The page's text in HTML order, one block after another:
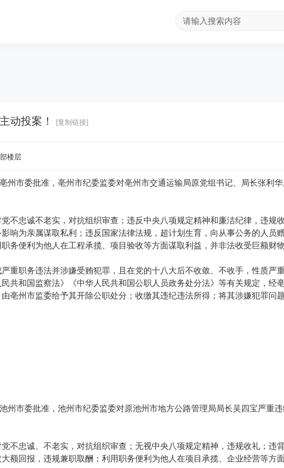
动投案！ [复制链接]
楼层
州市委批准，亳州市纪委监委对亳州市交通运输局原党组书记、局长张利
不忠诚不老实，对抗组织审查；违反中央八项规定精神和廉洁纪律，违规
响为亲属谋取私利；违反国家法律法规，超计划生育，向从事公务的人员
务便利为他人在工程承揽、项目验收等方面谋取利益，并非法收受巨额财物
重职务违法并涉嫌受贿犯罪，且在党的十八大后不收敛、不收手，性质严
共和国监察法》《中华人民共和国公职人员政务处分法》等有关规定，经
亳州市监委给予其开除公职处分；收缴其违纪违法所得；将其涉嫌犯罪问
州市委批准，池州市纪委监委对原池州市地方公路管理局局长吴四宝严重
不忠诚、不老实，对抗组织审查；无视中央八项规定精神，违规收礼；违
额回报，违规兼职取酬；利用职务便利为他人在项目承揽、企业经营等方